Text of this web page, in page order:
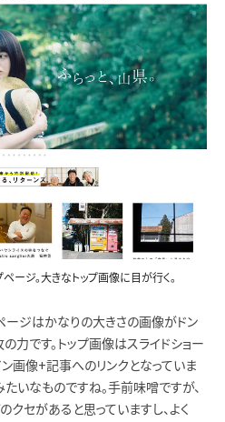
ージ。大きなトップ画像に目が行く。
ージはかなりの大きさの画像がドン
力です。トップ画像はスライドショー
ン画像+記事へのリンクとなっていま
たいなものですね。手前味噌ですが、
セがあると思っていますし、よく